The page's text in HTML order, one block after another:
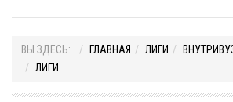
ВЫ ЗДЕСЬ: ГЛАВНАЯ ЛИГИ
ЛИГИ